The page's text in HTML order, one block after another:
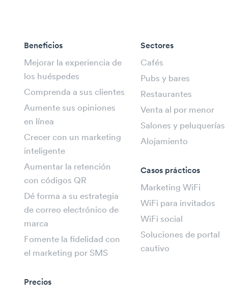
Beneficios
Mejorar la experiencia de
los huéspedes
Comprenda a sus clientes
Aumente sus opiniones
en línea
Crecer con un marketing
inteligente
Aumentar la retención
con códigos QR
Dé forma a su estrategia
de correo electrónico de
marca
Fomente la fidelidad con
el marketing por SMS
Precios
Sectores
Cafés
Pubs y bares
Restaurantes
Venta al por menor
Salones y peluquerías
Alojamiento
Casos prácticos
Marketing WiFi
WiFi para invitados
WiFi social
Soluciones de portal
cautivo